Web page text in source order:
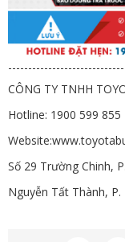
CÔNG TY TNHH
Hotline: 1900 599 855
Website:
Số 29 Trường Chinh,
Nguyễn Tất Thành,